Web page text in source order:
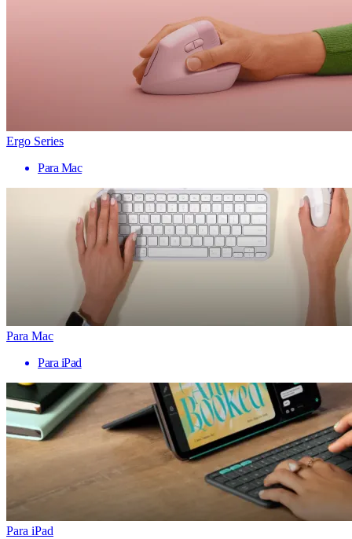
Ergo Series
Para Mac
Para Mac
Para iPad
Para iPad